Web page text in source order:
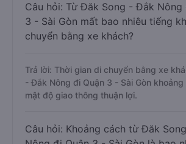
Câu hỏi: Từ Đăk Song - Đắk Nông
3 - Sài Gòn mất bao nhiêu tiếng
chuyển bằng xe khách?
Trả lời: Thời gian di chuyển bằng xe
- Đắk Nông đi Quận 3 - Sài Gòn
mật độ giao thông thuận lợi.
Câu hỏi: Khoảng cách từ Đăk